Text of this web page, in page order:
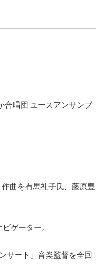
合唱団 ユースアンサンブ
曲を有馬礼子氏、藤原豊
ゲーター。
サート」音楽監督を全回